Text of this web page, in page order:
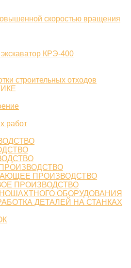
скоростью вращения
КРЭ-400
строительных отходов
работ
ПРОИЗВОДСТВО
ПРОИЗВОДСТВО
ОБОРУДОВАНИЯ
ДЕТАЛЕЙ НА СТАНКАХ